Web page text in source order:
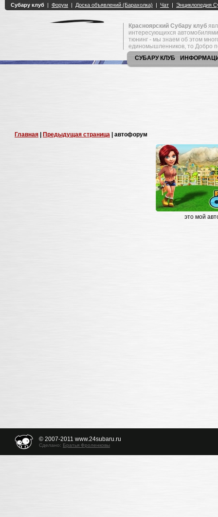
Красноярский Субару клуб
интересующихся
тюнинг - мы знаем об этом
единомышленников, то Добро
СУБАРУ КЛУБ
Главная Предыдущая страница | автофорум
это мой
© 2007-2011 www.24subaru.ru
Сделано: Братья Фроленковы